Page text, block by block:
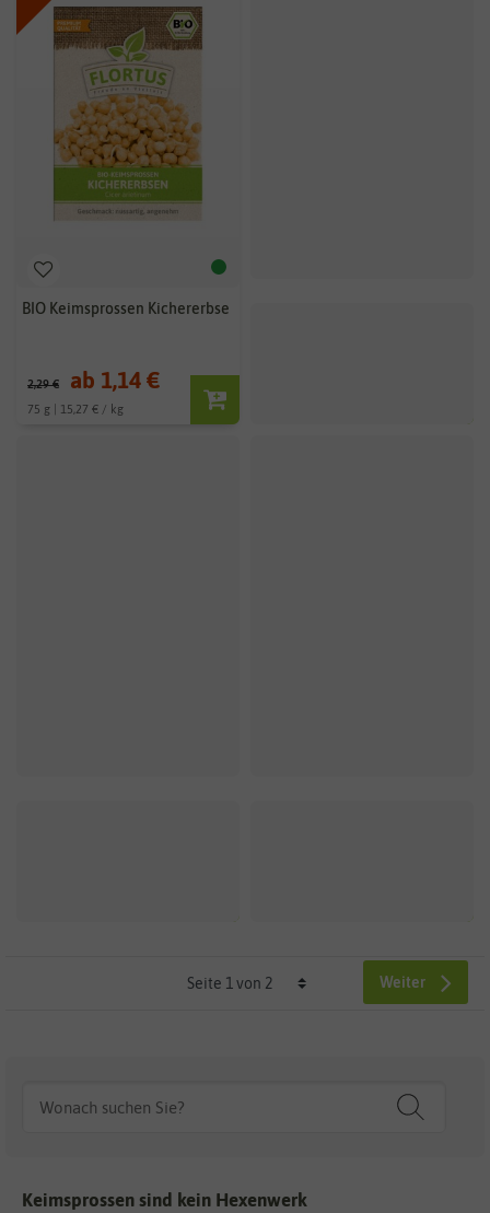
BIO Keimsprossen Kichererbse
2,29 € ab 1,14 €
75 g | 15,27 € / kg
Weiter
Keimsprossen sind kein Hexenwerk